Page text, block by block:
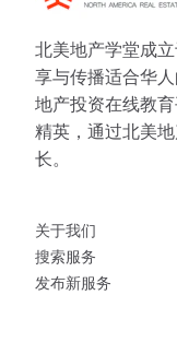
北美地产学堂成
享与传播适合华
地产投资在线教
精英，通过北美
长。
关于我们
搜索服务
发布新服务